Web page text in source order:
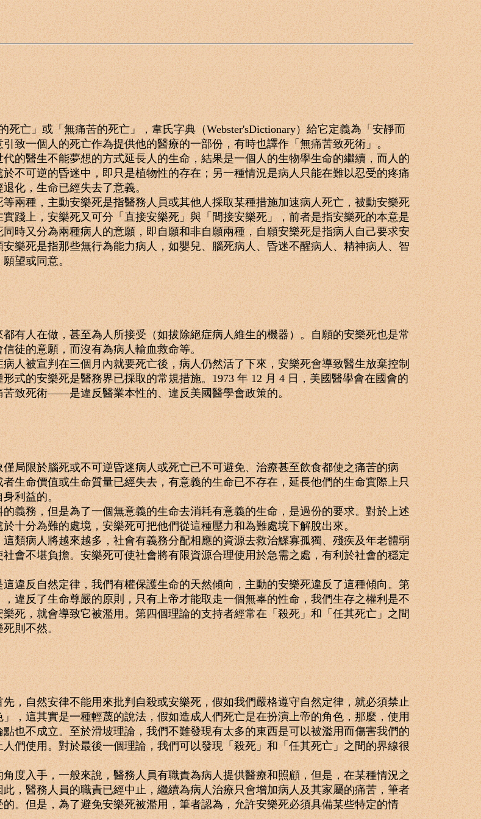
」或「無痛苦的死亡」，韋氏字典（Webster'sDictionary）給它定義為「安靜而
致一個人的死亡作為提供他的醫療的一部份，有時也譯作「無痛苦致死術」。
醫生不能夢想的方式延長人的生命，結果是一個人的生物學生命的繼續，而人的
不可逆的昏迷中，即只是植物性的存在；另一種情況是病人只能在難以忍受的疼痛
化，生命已經失去了意義。
種，主動安樂死是指醫務人員或其他人採取某種措施加速病人死亡，被動安樂死
踐上，安樂死又可分「直接安樂死」與「間接安樂死」，前者是指安樂死的本意是
時又分為兩種病人的意願，即自願和非自願兩種，自願安樂死是指病人自己要求安
樂死是指那些無行為能力病人，如嬰兒、腦死病人、昏迷不醒病人、精神病人、智
願望或同意。
人在做，甚至為人所接受（如拔除絕症病人維生的機器）。自願的安樂死也是常
徒的意願，而沒有為病人輸血救命等。
被宣判在三個月內就要死亡後，病人仍然活了下來，安樂死會導致醫生放棄控制
式的安樂死是醫務界已採取的常規措施。1973 年 12 月 4 日，美國醫學會在國會的
致死術——是違反醫業本性的、違反美國醫學會政策的。
限於腦死或不可逆昏迷病人或死亡已不可避免、治療甚至飲食都使之痛苦的病
生命價值或生命質量已經失去，有意義的生命已不存在，延長他們的生命實際上只
身利益的。
務，但是為了一個無意義的生命去消耗有意義的生命，是過份的要求。對於上述
十分為難的處境，安樂死可把他們從這種壓力和為難處境下解脫出來。
病人將越來越多，社會有義務分配相應的資源去救治鰥寡孤獨、殘疾及年老體弱
會不堪負擔。安樂死可使社會將有限資源合理使用於急需之處，有利於社會的穩定
反自然定律，我們有權保護生命的天然傾向，主動的安樂死違反了這種傾向。第
違反了生命尊嚴的原則，只有上帝才能取走一個無辜的性命，我們生存之權利是不
，就會導致它被濫用。第四個理論的支持者經常在「殺死」和「任其死亡」之間
則不然。
自然安律不能用來批判自殺或安樂死，假如我們嚴格遵守自然定律，就必須禁止
，這其實是一種輕蔑的說法，假如造成人們死亡是在扮演上帝的角色，那麼，使用
也不成立。至於滑坡理論，我們不難發現有太多的東西是可以被濫用而傷害我們的
們使用。對於最後一個理論，我們可以發現「殺死」和「任其死亡」之間的界線很
入手，一般來說，醫務人員有職責為病人提供醫療和照顧，但是，在某種情況之
，醫務人員的職責已經中止，繼續為病人治療只會增加病人及其家屬的痛苦，筆者
。但是，為了避免安樂死被濫用，筆者認為，允許安樂死必須具備某些特定的情